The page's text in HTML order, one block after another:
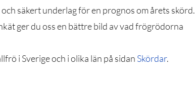
säkert underlag för en prognos om årets skörd.
ger du oss en bättre bild av vad frögrödorna
i Sverige och i olika län på sidan Skördar.